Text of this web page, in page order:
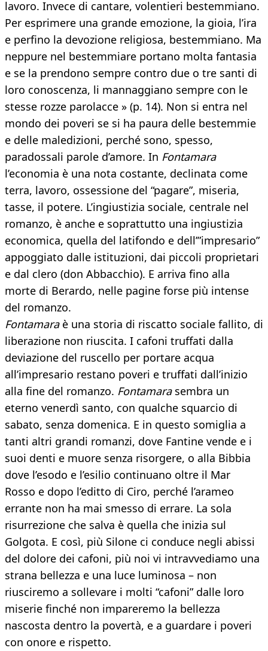
lavoro. Invece di cantare, volentieri bestemmiano.
Per esprimere una grande emozione, la gioia, l’ira
e perfino la devozione religiosa, bestemmiano. Ma
neppure nel bestemmiare portano molta fantasia
e se la prendono sempre contro due o tre santi di
loro conoscenza, li mannaggiano sempre con le
stesse rozze parolacce » (p. 14). Non si entra nel
mondo dei poveri se si ha paura delle bestemmie
e delle maledizioni, perché sono, spesso,
paradossali parole d’amore. In Fontamara
l’economia è una nota costante, declinata come
terra, lavoro, ossessione del “pagare”, miseria,
tasse, il potere. L’ingiustizia sociale, centrale nel
romanzo, è anche e soprattutto una ingiustizia
economica, quella del latifondo e dell’”impresario”
appoggiato dalle istituzioni, dai piccoli proprietari
e dal clero (don Abbacchio). E arriva fino alla
morte di Berardo, nelle pagine forse più intense
del romanzo.
Fontamaraè una storia di riscatto sociale fallito, di
liberazione non riuscita. I cafoni truffati dalla
deviazione del ruscello per portare acqua
all’impresario restano poveri e truffati dall’inizio
alla fine del romanzo. Fontamarasembra un
eterno venerdì santo, con qualche squarcio di
sabato, senza domenica. E in questo somiglia a
tanti altri grandi romanzi, dove Fantine vende e i
suoi denti e muore senza risorgere, o alla Bibbia
dove l’esodo e l’esilio continuano oltre il Mar
Rosso e dopo l’editto di Ciro, perché l’arameo
errante non ha mai smesso di errare. La sola
risurrezione che salva è quella che inizia sul
Golgota. E così, più Silone ci conduce negli abissi
del dolore dei cafoni, più noi vi intravvediamo una
strana bellezza e una luce luminosa – non
riusciremo a sollevare i molti “cafoni” dalle loro
miserie finché non impareremo la bellezza
nascosta dentro la povertà, e a guardare i poveri
con onore e rispetto.